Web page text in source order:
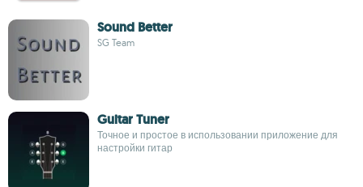
Sound Better
SG Team
Guitar Tuner
Точное и простое в использовании приложение для
настройки гитар